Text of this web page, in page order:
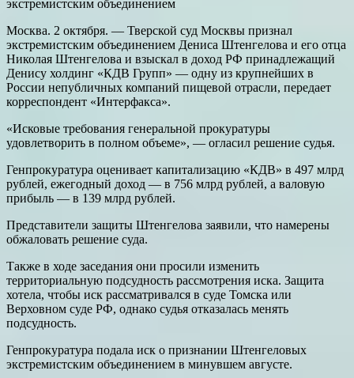
экстремистским объединением
Москва. 2 октября. — Тверской суд Москвы признал
экстремистским объединением Дениса Штенгелова и его отца
Николая Штенгелова и взыскал в доход РФ принадлежащий
Денису холдинг «КДВ Групп» — одну из крупнейших в
России непубличных компаний пищевой отрасли, передает
корреспондент «Интерфакса».
«Исковые требования генеральной прокуратуры
удовлетворить в полном объеме», — огласил решение судья.
Генпрокуратура оценивает капитализацию «КДВ» в 497 млрд
рублей, ежегодный доход — в 756 млрд рублей, а валовую
прибыль — в 139 млрд рублей.
Представители защиты Штенгелова заявили, что намерены
обжаловать решение суда.
Также в ходе заседания они просили изменить
территориальную подсудность рассмотрения иска. Защита
хотела, чтобы иск рассматривался в суде Томска или
Верховном суде РФ, однако судья отказалась менять
подсудность.
Генпрокуратура подала иск о признании Штенгеловых
экстремистским объединением в минувшем августе.